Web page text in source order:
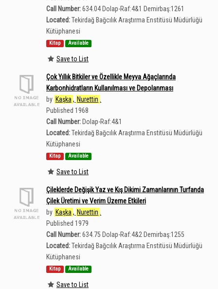
Call Number:634.04 Dolap-Raf:4&1 Demirbaş:1261
Located:Tekirdağ Bağcılık Araştırma Enstitüsü Müdürlüğü
Kütüphanesi
Kitap Available
Save to List
Çok Yıllık Bitkiler ve Özellikle Meyva Ağaçlarında
Karbonhidratların Kullanılması ve Depolanması
by Kaşka , Nurettin
Published 1968
Call Number: Dolap-Raf:4&1
Located:Tekirdağ Bağcılık Araştırma Enstitüsü Müdürlüğü
Kütüphanesi
Kitap Available
Save to List
Çileklerde Değişik Yaz ve Kış Dikimi Zamanlarının Turfanda
Çilek Üretimi ve Verim Üzerne Etkileri
by Kaşka , Nurettin
Published 1979
Call Number:634.75 Dolap-Raf:4&2 Demirbaş:1255
Located:Tekirdağ Bağcılık Araştırma Enstitüsü Müdürlüğü
Kütüphanesi
Kitap Available
Save to List